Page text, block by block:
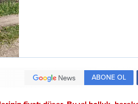
ABONE OL